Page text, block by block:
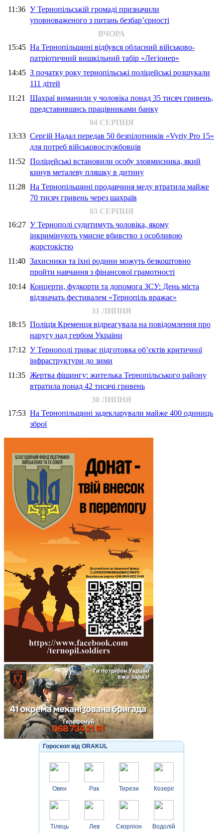
11:36 У Тернопільській громаді призначили
уповноваженого з питань безбар’єрності
ВЧОРА
15:45 На Тернопільщині відбувся обласний військово-
патріотичний вишкільний табір «Легіонер»
14:45 З початку року тернопільські поліцейські розшукали
111 дітей
11:21 Шахраї виманили у чоловіка понад 35 тисяч гривень,
представившись працівниками банку
04 СЕРПНЯ
13:33 Сергій Надал передав 50 безпілотників «Vyriy Pro 15»
для потреб військовослужбовців
11:52 Поліцейські встановили особу зловмисника, який
кинув металеву пляшку в дитину
11:28 На Тернопільщині продавчиня меду втратила майже
70 тисяч гривень через шахраїв
03 СЕРПНЯ
16:27 У Тернополі судитимуть чоловіка, якому
інкримінують умисне вбивство з особливою
жорстокістю
11:40 Захисники та їхні родини можуть безкоштовно
пройти навчання з фінансової грамотності
10:14 Концерти, фудкорти та допомога ЗСУ: День міста
відзначать фестивалем «Тернопіль вражає»
31 ЛИПНЯ
18:15 Поліція Кременця відреагувала на повідомлення про
наругу над гербом України
17:12 У Тернополі триває підготовка об’єктів критичної
інфраструктури до зими
11:35 Жертва фішингу: жителька Тернопільського району
втратила понад 42 тисячі гривень
30 ЛИПНЯ
17:53 На Тернопільщині задекларували майже 400 одиниць
зброї
Гороскоп від ORAKUL
Овен
Тілець
Рак
Лев
Терези
Скорпіон
Козеріг
Водолій